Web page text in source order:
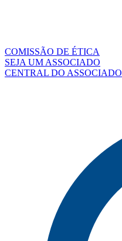
COMISSÃO DE ÉTICA
SEJA UM ASSOCIADO
CENTRAL DO ASSOCIADO